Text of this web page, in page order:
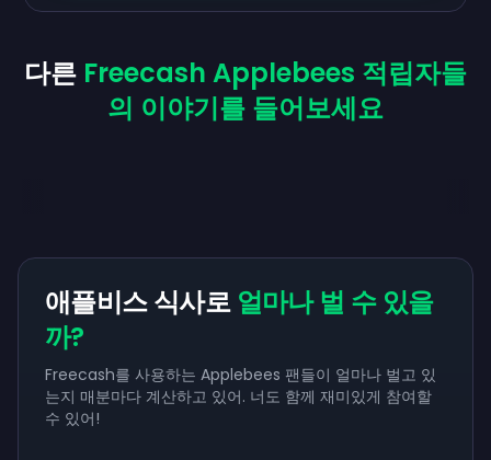
다른 Freecash Applebees 적립자들
의 이야기를 들어보세요
애플비스 식사로 얼마나 벌 수 있을
까?
Freecash를 사용하는 Applebees 팬들이 얼마나 벌고 있
는지 매분마다 계산하고 있어. 너도 함께 재미있게 참여할
수 있어!